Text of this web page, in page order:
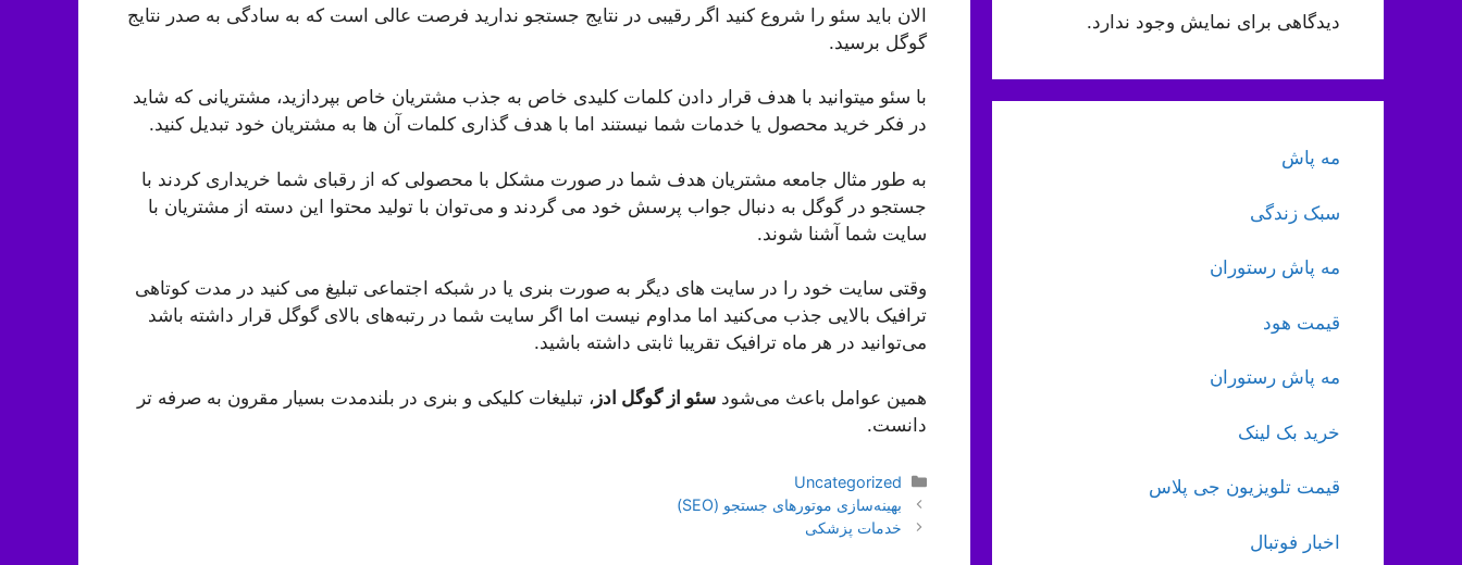
الان باید سئو را شروع کنید اگر رقیبی در نتایج جستجو ندارید فرصت عالی است که به سادگی به صدر نتایج
گوگل برسید.
با سئو میتوانید با هدف قرار دادن کلمات کلیدی خاص به جذب مشتریان خاص بپردازید، مشتریانی که شاید
در فکر خرید محصول یا خدمات شما نیستند اما با هدف گذاری کلمات آن ها به مشتریان خود تبدیل کنید.
به طور مثال جامعه مشتریان هدف شما در صورت مشکل با محصولی که از رقبای شما خریداری کردند با
جستجو در گوگل به دنبال جواب پرسش خود می گردند و می‌توان با تولید محتوا این دسته از مشتریان با
سایت شما آشنا شوند.
وقتی سایت خود را در سایت های دیگر به صورت بنری یا در شبکه اجتماعی تبلیغ می کنید در مدت کوتاهی
ترافیک بالایی جذب می‌کنید اما مداوم نیست اما اگر سایت شما در رتبه‌های بالای گوگل قرار داشته باشد
می‌توانید در هر ماه ترافیک تقریبا ثابتی داشته باشید.
همین عوامل باعث می‌شود سئو از گوگل ادز ، تبلیغات کلیکی و بنری در بلندمدت بسیار مقرون به صرفه تر
دانست.
دسته‌ها
Uncategorized
ناوبری
نوشته‌ها
بهینه‌سازی موتورهای جستجو (SEO)
خدمات پزشکی
دیدگاهی برای نمایش وجود ندارد.
مه پاش
سبک زندگی
مه پاش رستوران
قیمت هود
مه پاش رستوران
خرید بک لینک
قیمت تلویزیون جی پلاس
اخبار فوتبال